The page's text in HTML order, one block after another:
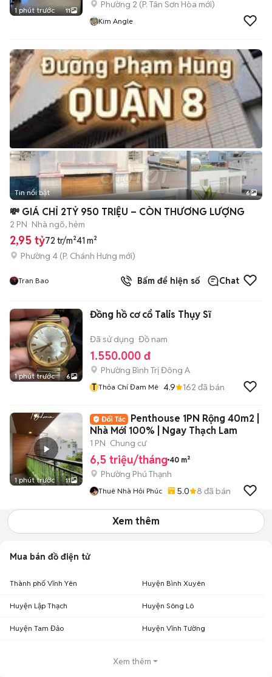
1 phút trước 11
Phường 2 (P. Tân Sơn Hòa mới)
Kim Angle
+2
Tin nổi bật 6
💸 GIÁ CHỈ 2TỶ 950 TRIỆU – CÒN THƯƠNG LƯỢNG
2 PN Nhà ngõ, hẻm
2,95 tỷ72 tr/m²41 m²
Phường 4 (P. Chánh Hưng mới)
Tran Bao Bấm để hiện số Chat
1 phút trước 6
Đồng hồ cơ cổ Talis Thụy Sĩ
Đã sử dụng Đồ nam
1.550.000 đ
Phường Bình Trị Đông A
T Thỏa Chí Đam Mê 4.9 162 đã bán
1 phút trước 11
Penthouse 1PN Rộng 40m2 |
Nhà Mới 100% | Ngay Thạch Lam
1 PN Chung cư
6,5 triệu/tháng 40 m²
Phường Phú Thạnh
Thuê Nhà Hỏi Phúc 5.0 8 đã bán
Xem thêm
Mua bán đồ điện tử
Thành phố Vĩnh Yên Huyện Bình Xuyên
Huyện Lập Thạch Huyện Sông Lô
Huyện Tam Đảo Huyện Vĩnh Tường
Xem thêm